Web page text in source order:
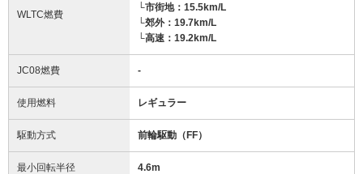
WLTC燃費
└市街地：15.5km/L
└郊外：19.7km/L
└高速：19.2km/L
JC08燃費 -
使用燃料 レギュラー
駆動方式 前輪駆動（FF）
最小回転半径 4.6m